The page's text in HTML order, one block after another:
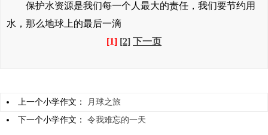
保护水资源是我们每一个人最大的责任，我们要节约用
水，那么地球上的最后一滴
[1] [2] 下一页
上一个小学作文：
月球之旅
下一个小学作文： 令我难忘的一天